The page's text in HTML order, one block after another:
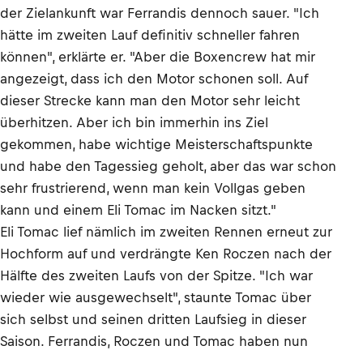
der Zielankunft war Ferrandis dennoch sauer. "Ich
hätte im zweiten Lauf definitiv schneller fahren
können", erklärte er. "Aber die Boxencrew hat mir
angezeigt, dass ich den Motor schonen soll. Auf
dieser Strecke kann man den Motor sehr leicht
überhitzen. Aber ich bin immerhin ins Ziel
gekommen, habe wichtige Meisterschaftspunkte
und habe den Tagessieg geholt, aber das war schon
sehr frustrierend, wenn man kein Vollgas geben
kann und einem Eli Tomac im Nacken sitzt."
Eli Tomac lief nämlich im zweiten Rennen erneut zur
Hochform auf und verdrängte Ken Roczen nach der
Hälfte des zweiten Laufs von der Spitze. "Ich war
wieder wie ausgewechselt", staunte Tomac über
sich selbst und seinen dritten Laufsieg in dieser
Saison. Ferrandis, Roczen und Tomac haben nun